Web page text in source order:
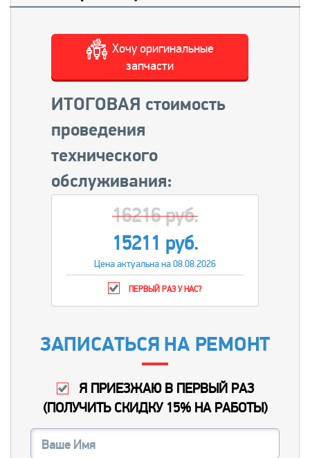
ИТОГОВАЯ стоимость
проведения
технического
обслуживания:
Хочу оригинальные
запчасти
16216 руб.
15211 руб.
Цена актуальна на 08.08.2026
ПЕРВЫЙ РАЗ У НАС?
ЗАПИСАТЬСЯ НА РЕМОНТ
Я ПРИЕЗЖАЮ В ПЕРВЫЙ РАЗ
(ПОЛУЧИТЬ СКИДКУ 15% НА РАБОТЫ)